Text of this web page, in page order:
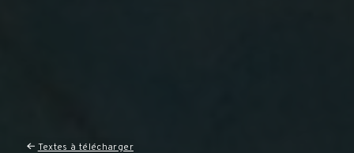
Textes à télécharger